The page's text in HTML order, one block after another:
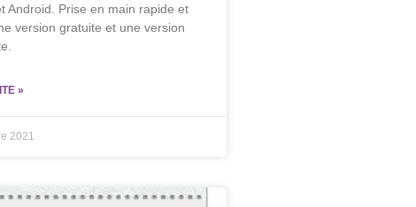
Android. Prise en main rapide et
version gratuite et une version
»
2021